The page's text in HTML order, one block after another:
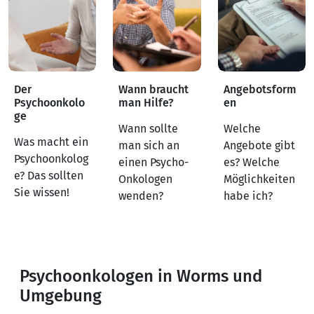
Der
Psychoonkolo
ge
Was macht ein
Psychoonkolog
e? Das sollten
Sie wissen!
Wann braucht
man Hilfe?
Wann sollte
man sich an
einen Psycho-
Onkologen
wenden?
Angebotsform
en
Welche
Angebote gibt
es? Welche
Möglichkeiten
habe ich?
Psychoonkologen in Worms und
Umgebung